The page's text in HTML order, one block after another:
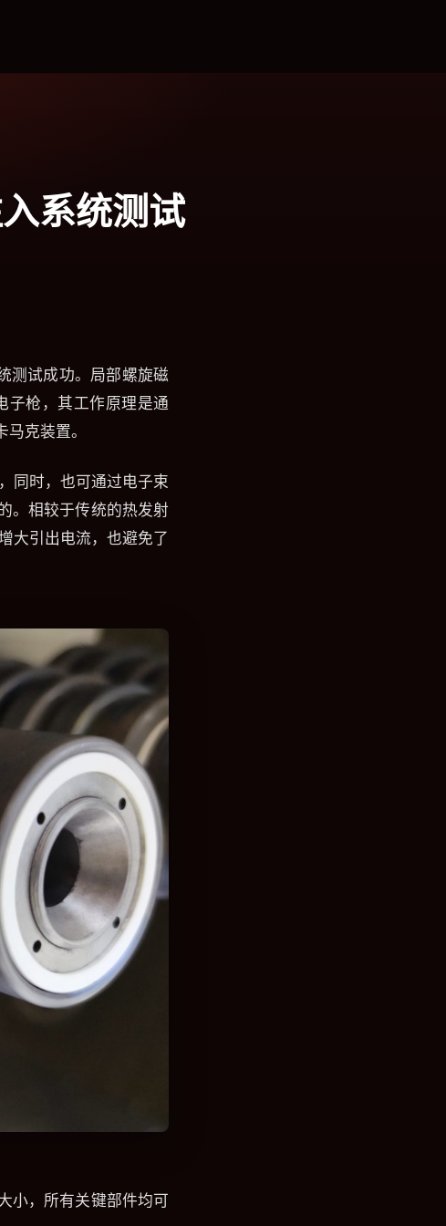
系统测试
测试成功。局部螺旋磁
子枪，其工作原理是通
克装置。
同时，也可通过电子束
。相较于传统的热发射
大引出电流，也避免了
小，所有关键部件均可